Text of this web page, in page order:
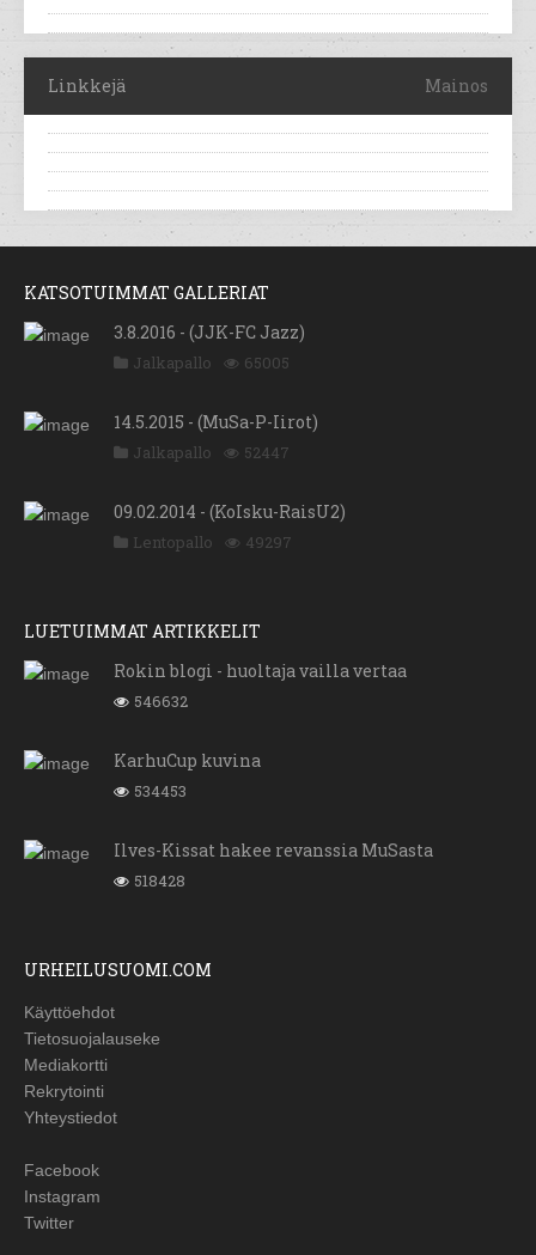
Linkkejä Mainos
KATSOTUIMMAT GALLERIAT
3.8.2016 - (JJK-FC Jazz)
Jalkapallo 65005
14.5.2015 - (MuSa-P-Iirot)
Jalkapallo 52447
09.02.2014 - (KoIsku-RaisU2)
Lentopallo 49297
LUETUIMMAT ARTIKKELIT
Rokin blogi - huoltaja vailla vertaa
546632
KarhuCup kuvina
534453
Ilves-Kissat hakee revanssia MuSasta
518428
URHEILUSUOMI.COM
Käyttöehdot
Tietosuojalauseke
Mediakortti
Rekrytointi
Yhteystiedot
Facebook
Instagram
Twitter